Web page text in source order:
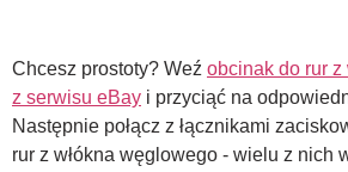
Chcesz prostoty? Weź obcinak do rur z
z serwisu eBay i przyciąć na
Następnie połącz z łącznikami
rur z włókna węglowego - wielu z nich